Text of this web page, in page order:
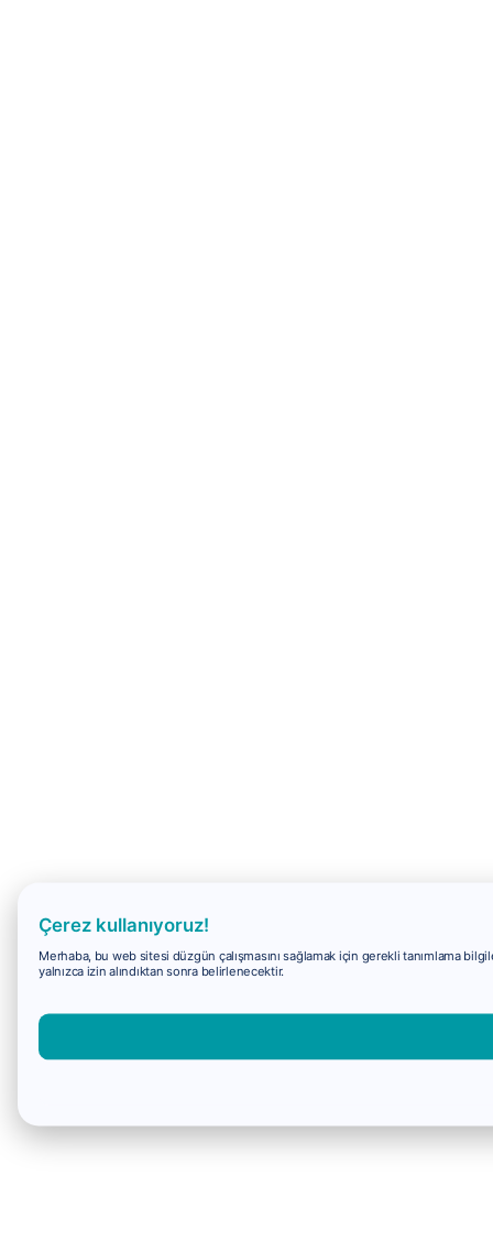
Çerez kullanıyoruz!
Merhaba, bu web sitesi düzgün çalışmasını sağlamak için gerekli tanımlama
yalnızca izin alındıktan sonra belirlenecektir.